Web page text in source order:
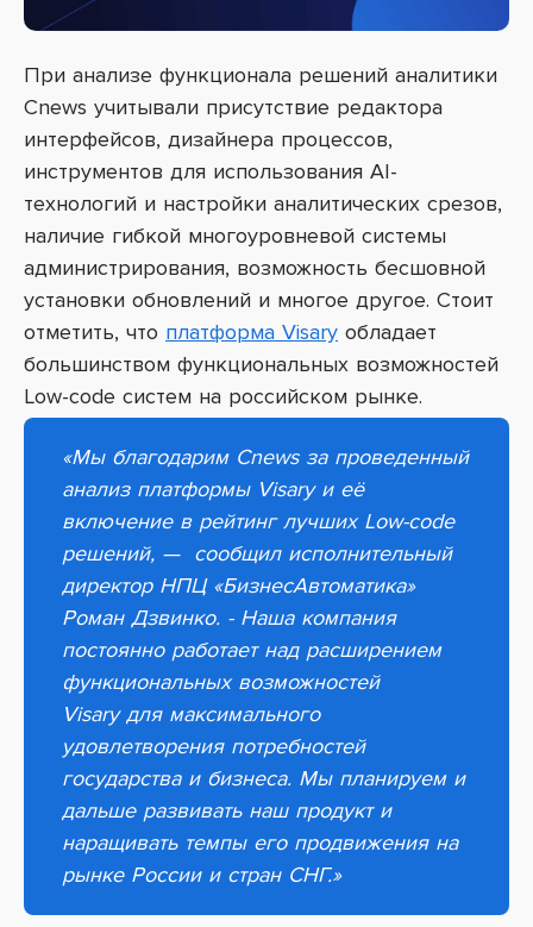
При анализе функционала решений аналитики
Cnews учитывали присутствие редактора
интерфейсов, дизайнера процессов,
инструментов для использования AI-
технологий и настройки аналитических срезов,
наличие гибкой многоуровневой системы
администрирования, возможность бесшовной
установки обновлений и многое другое. Стоит
отметить, что платформа Visary обладает
большинством функциональных возможностей
Low-code систем на российском рынке.
«Мы благодарим Сnews за проведенный
анализ платформы Visaryи её
включение в рейтинг лучших Low-code
решений, — сообщил исполнительный
директор НПЦ «БизнесАвтоматика»
Роман Дзвинко. - Наша компания
постоянно работает над расширением
функциональных возможностей
Visaryдля максимального
удовлетворения потребностей
государства и бизнеса. Мы планируем и
дальше развивать наш продукт и
наращивать темпы его продвижения на
рынке России и стран СНГ.»